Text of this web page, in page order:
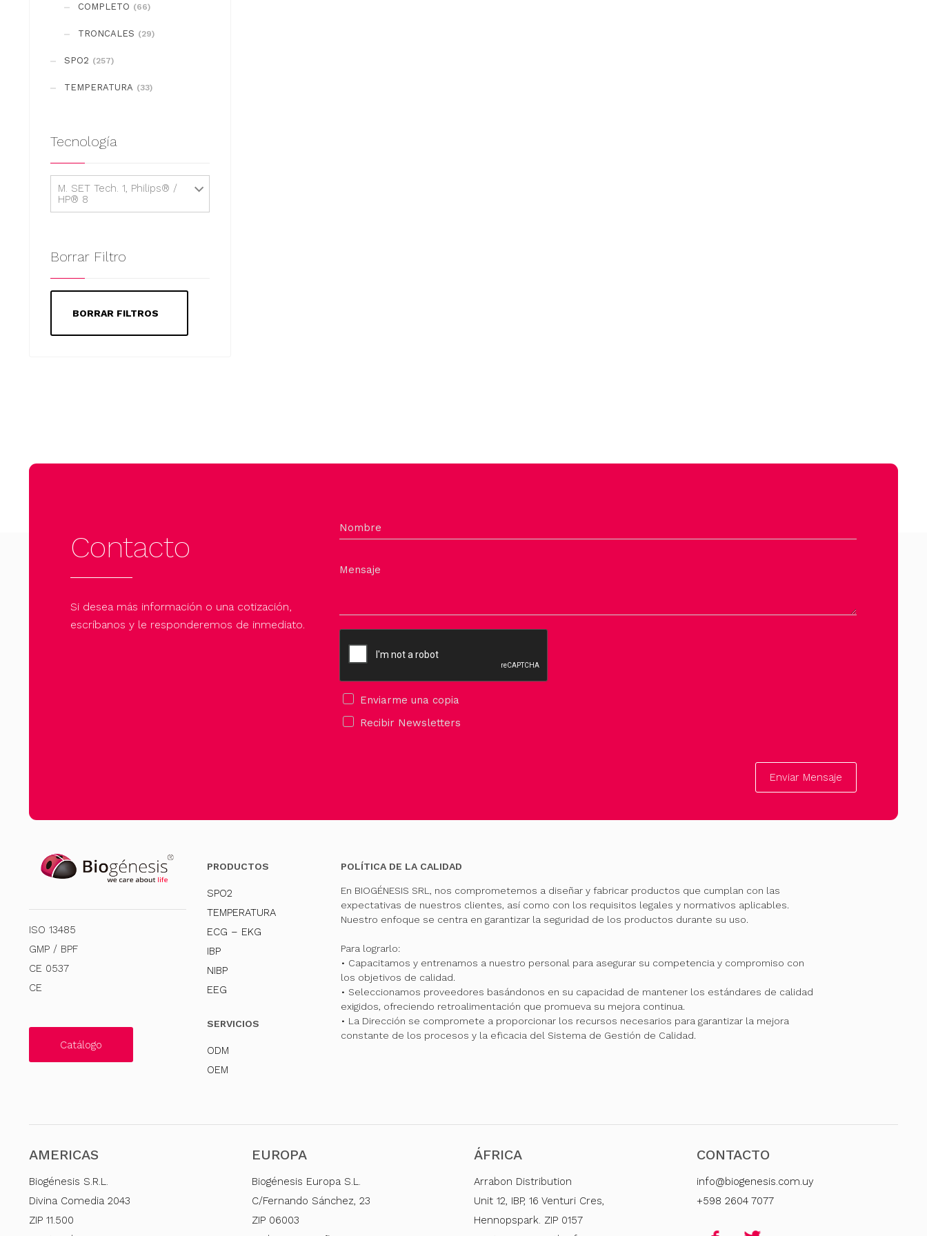
COMPLETO (66)
TRONCALES (29)
SPO2 (257)
TEMPERATURA (33)
Tecnología
M. SET Tech. 1, Philips® /
HP® 8
Borrar Filtro
BORRAR FILTROS
Contacto
Si desea más información o una cotización,
escríbanos y le responderemos de inmediato.
Nombre
Mensaje
Enviarme una copia
Recibir Newsletters
Enviar Mensaje
ISO 13485
GMP / BPF
CE 0537
CE
Catálogo
PRODUCTOS
SPO2
TEMPERATURA
ECG – EKG
IBP
NIBP
EEG
SERVICIOS
ODM
OEM
POLÍTICA DE LA CALIDAD
En BIOGÉNESIS SRL, nos comprometemos a diseñar y fabricar productos que cumplan con las
expectativas de nuestros clientes, así como con los requisitos legales y normativos aplicables.
Nuestro enfoque se centra en garantizar la seguridad de los productos durante su uso.
Para lograrlo:
• Capacitamos y entrenamos a nuestro personal para asegurar su competencia y compromiso con
los objetivos de calidad.
• Seleccionamos proveedores basándonos en su capacidad de mantener los estándares de calidad
exigidos, ofreciendo retroalimentación que promueva su mejora continua.
• La Dirección se compromete a proporcionar los recursos necesarios para garantizar la mejora
constante de los procesos y la eficacia del Sistema de Gestión de Calidad.
AMERICAS
Biogénesis S.R.L.
Divina Comedia 2043
ZIP 11.500
EUROPA
Biogénesis Europa S.L.
C/Fernando Sánchez, 23
ZIP 06003
ÁFRICA
Arrabon Distribution
Unit 12, IBP, 16 Venturi Cres,
Hennopspark. ZIP 0157
CONTACTO
info@biogenesis.com.uy
+598 2604 7077